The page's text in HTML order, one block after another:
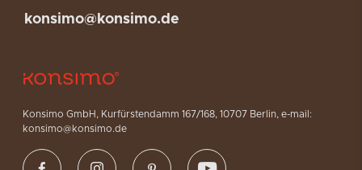
Konsimo GmbH, Kurfürstendamm 167/168, 10707 Berlin, e-mail:
konsimo@konsimo.de
konsimo@konsimo.de